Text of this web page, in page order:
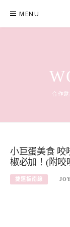
content
MENU
合作邀
小巨蛋美食 咬
椒必加！(附咬
捷運板南線